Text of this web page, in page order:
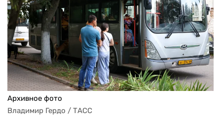
Архивное фото
Владимир Гердо / ТАСС